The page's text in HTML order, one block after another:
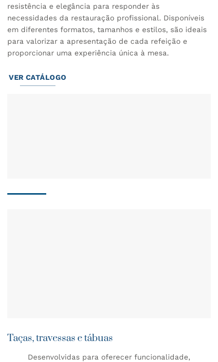
resistência e elegância para responder às
necessidades da restauração profissional. Disponíveis
em diferentes formatos, tamanhos e estilos, são ideais
para valorizar a apresentação de cada refeição e
proporcionar uma experiência única à mesa.
VER CATÁLOGO
Taças, travessas e tábuas
Desenvolvidas para oferecer funcionalidade,